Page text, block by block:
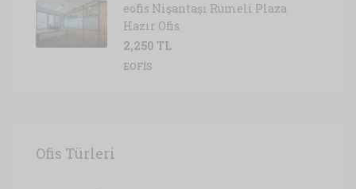
eofis Nişantaşı Rumeli Plaza
Hazır Ofis
2,250 TL
EOFIS
Ofis Türleri